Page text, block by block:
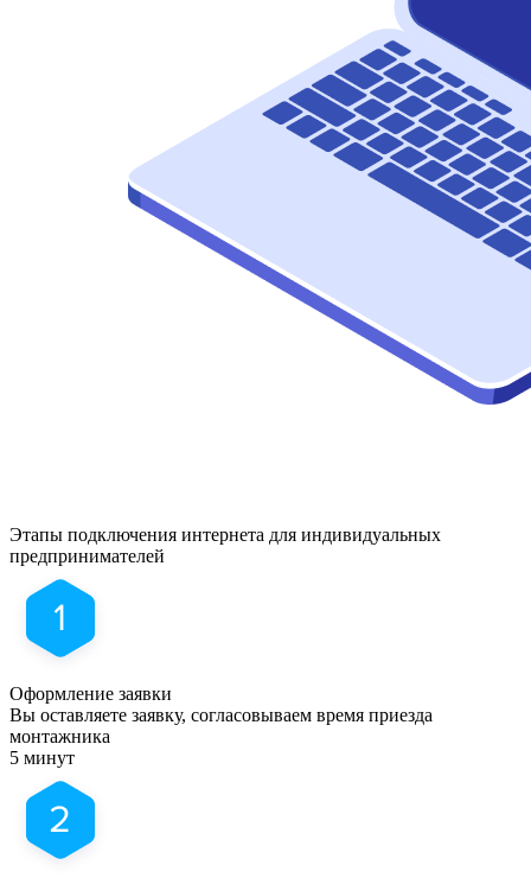
Этапы подключения интернета для индивидуальных
предпринимателей
Оформление заявки
Вы оставляете заявку, согласовываем время приезда
монтажника
5 минут